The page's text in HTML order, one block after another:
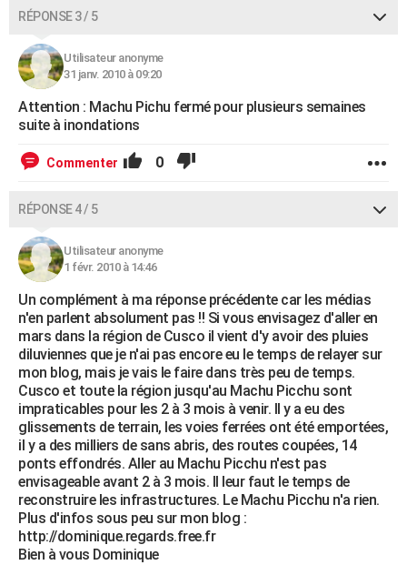
RÉPONSE 3 / 5
Utilisateur anonyme
31 janv. 2010 à 09:20
Attention : Machu Pichu fermé pour plusieurs semaines
suite à inondations
Commenter 0
RÉPONSE 4 / 5
Utilisateur anonyme
1 févr. 2010 à 14:46
Un complément à ma réponse précédente car les médias
n'en parlent absolument pas !! Si vous envisagez d'aller en
mars dans la région de Cusco il vient d'y avoir des pluies
diluviennes que je n'ai pas encore eu le temps de relayer sur
mon blog, mais je vais le faire dans très peu de temps.
Cusco et toute la région jusqu'au Machu Picchu sont
impraticables pour les 2 à 3 mois à venir. Il y a eu des
glissements de terrain, les voies ferrées ont été emportées,
il y a des milliers de sans abris, des routes coupées, 14
ponts effondrés. Aller au Machu Picchu n'est pas
envisageable avant 2 à 3 mois. Il leur faut le temps de
reconstruire les infrastructures. Le Machu Picchu n'a rien.
Plus d'infos sous peu sur mon blog :
http://dominique.regards.free.fr
Bien à vous Dominique